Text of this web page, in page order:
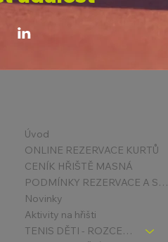
Úvod
ONLINE REZERVACE KURTŮ
CENÍK HŘIŠTĚ MASNÁ
PODMÍNKY REZERVACE A STORNA
Novinky
Aktivity na hřišti
TENIS DĚTI - ROZCESTNÍK